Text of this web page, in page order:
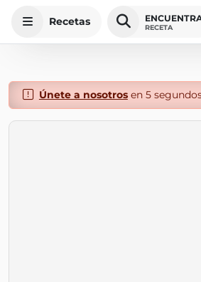
Recetas RECETA
Únete a nosotrosen 5